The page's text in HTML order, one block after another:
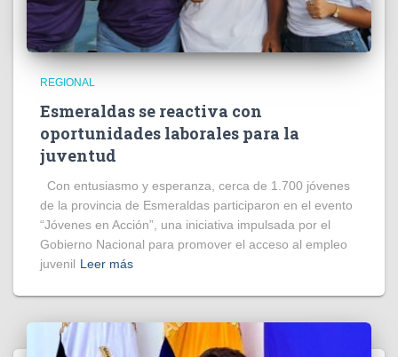
REGIONAL
Esmeraldas se reactiva con
oportunidades laborales para la
juventud
Con entusiasmo y esperanza, cerca de 1.700 jóvenes
de la provincia de Esmeraldas participaron en el evento
“Jóvenes en Acción”, una iniciativa impulsada por el
Gobierno Nacional para promover el acceso al empleo
juvenil Leer más